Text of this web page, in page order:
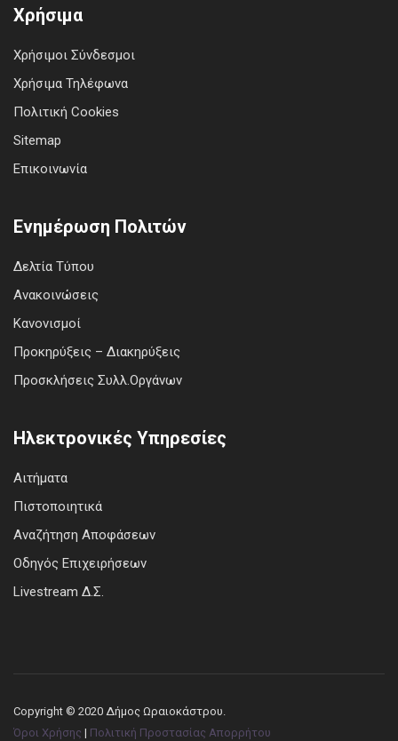
Χρήσιμα
Χρήσιμοι Σύνδεσμοι
Χρήσιμα Τηλέφωνα
Πολιτική Cookies
Sitemap
Επικοινωνία
Ενημέρωση Πολιτών
Δελτία Τύπου
Ανακοινώσεις
Κανονισμοί
Προκηρύξεις – Διακηρύξεις
Προσκλήσεις Συλλ.Οργάνων
Ηλεκτρονικές Υπηρεσίες
Αιτήματα
Πιστοποιητικά
Αναζήτηση Αποφάσεων
Οδηγός Επιχειρήσεων
Livestream Δ.Σ.
Copyright © 2020 Δήμος Ωραιοκάστρου.
Όροι Χρήσης | Πολιτική Προστασίας Απορρήτου